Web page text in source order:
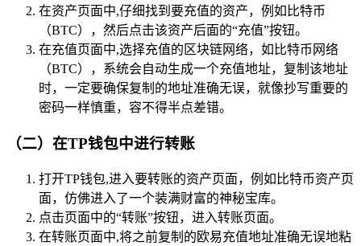
在资产页面中,仔细找到要充值的资产，例如比特币
（BTC），然后点击该资产后面的“充值”按钮。
在充值页面中,选择充值的区块链网络，如比特币网络
（BTC），系统会自动生成一个充值地址，复制该地址
时，一定要确保复制的地址准确无误，就像抄写重要的
密码一样慎重，容不得半点差错。
（二）在TP钱包中进行转账
打开TP钱包,进入要转账的资产页面，例如比特币资产页
面，仿佛进入了一个装满财富的神秘宝库。
点击页面中的“转账”按钮，进入转账页面。
在转账页面中,将之前复制的欧易充值地址准确无误地粘